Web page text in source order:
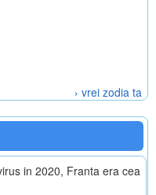
› vrei zodia ta
in 2020, Franta era cea